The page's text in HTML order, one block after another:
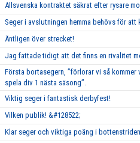
Allsvenska kontraktet säkrat efter rysare
Seger i avslutningen hemma behövs för att
Äntligen över strecket!
Jag fattade tidigt att det finns en rivalitet
Första bortasegern, ’’förlorar vi så
spela div 1 nästa säsong’’.
Viktig seger i fantastisk derbyfest!
Vilken publik! &#128522;
Klar seger och viktiga poäng i